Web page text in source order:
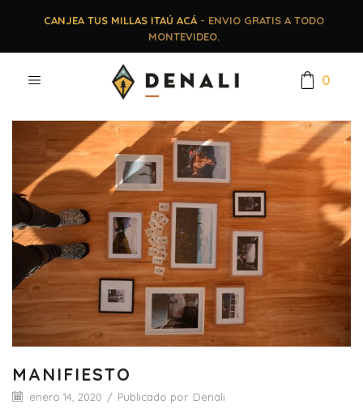
CANJEA TUS MILLAS ITAÚ ACÁ- ENVIO GRATIS A TODO
MONTEVIDEO.
0
MANIFIESTO
enero 14, 2020 / Publicado por Denali